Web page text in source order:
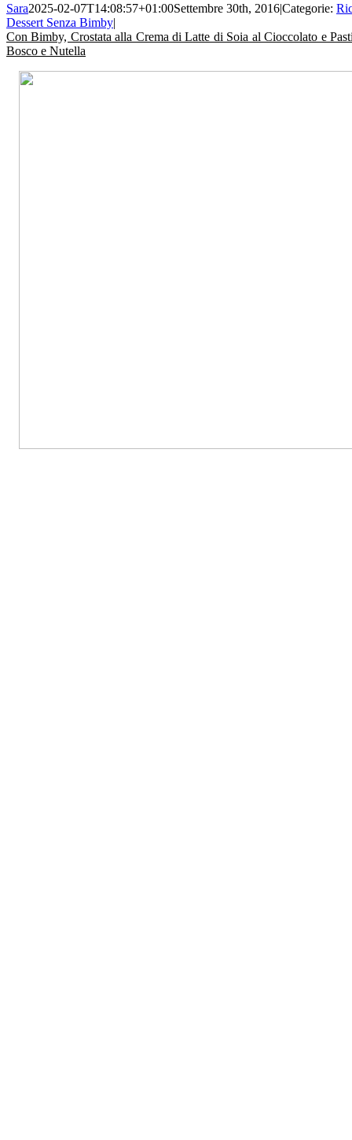
Sara2025-02-07T14:08:57+01:00Settembre 30th, 2016|Categorie:
Dessert Senza Bimby|
Con Bimby, Crostata alla Crema di Latte di Soia al Cioccolato e
Bosco e Nutella